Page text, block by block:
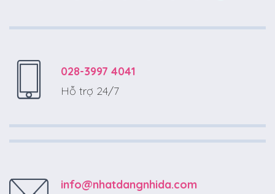
028-3997 4041
Hỗ trợ 24/7
info@nhatdangnhida.com